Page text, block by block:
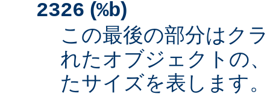
2326 (%b)
この最後の部分はク
れたオブジェクトの
たサイズを表します